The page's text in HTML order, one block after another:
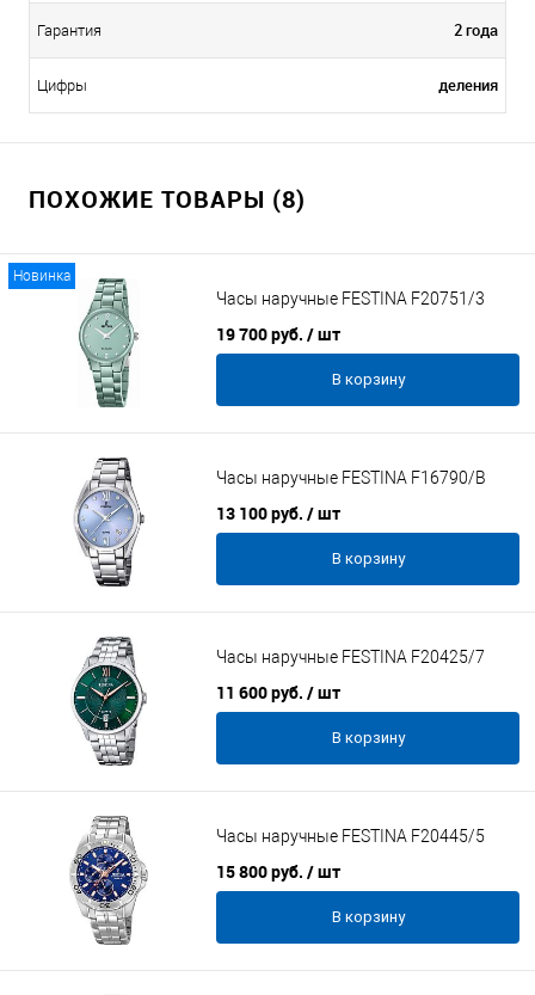
Гарантия 2 года
Цифры деления
ПОХОЖИЕ ТОВАРЫ (8)
Новинка
Часы наручные FESTINA F20751/3
19 700 руб. / шт
В корзину
Часы наручные FESTINA F16790/B
13 100 руб. / шт
В корзину
Часы наручные FESTINA F20425/7
11 600 руб. / шт
В корзину
Часы наручные FESTINA F20445/5
15 800 руб. / шт
В корзину